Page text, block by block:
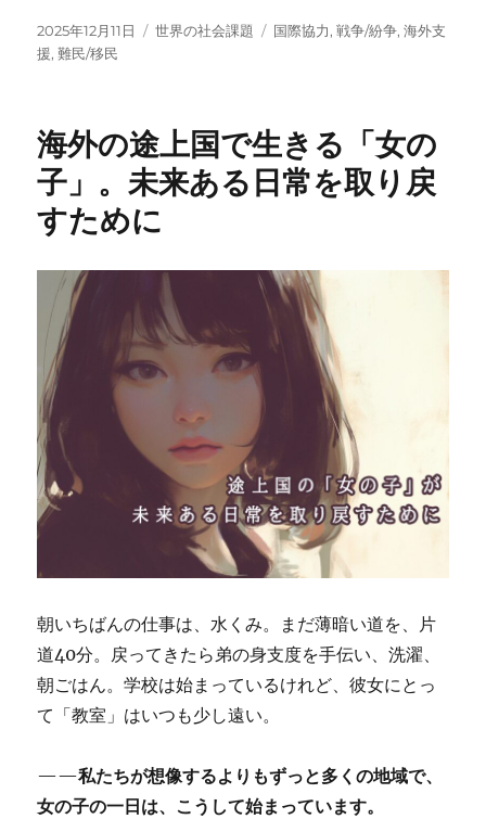
投
稿
2025年12月11日
カ
世界の社会課題
タ
国際協力,戦争/紛争,海外支
援,難民/移民
海外の途上国で生きる「女の
子」。未来ある日常を取り戻
すために
朝いちばんの仕事は、水くみ。まだ薄暗い道を、片
道40分。戻ってきたら弟の身支度を手伝い、洗濯、
朝ごはん。学校は始まっているけれど、彼女にとっ
て「教室」はいつも少し遠い。
——私たちが想像するよりもずっと多くの地域で、
女の子の一日は、こうして始まっています。